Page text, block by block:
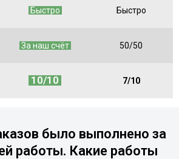
Быстро Быстро
За наш счёт 50/50
10/10 7/10
было выполнено за
работы. Какие работы